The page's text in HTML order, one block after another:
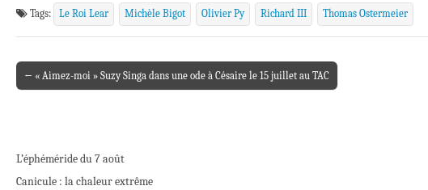
Tags: Le Roi Lear Michèle Bigot Olivier Py Richard III Thomas Ostermeier
Post navigation
← « Aimez-moi » Suzy Singa dans une ode à Césaire le 15 juillet au TAC
L’éphéméride du 7 août
Canicule : la chaleur extrême